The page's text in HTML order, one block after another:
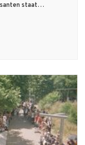
staat…